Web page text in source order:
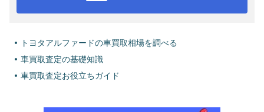
トヨタアルファードの車買取相場を調べる
車買取査定の基礎知識
車買取査定お役立ちガイド